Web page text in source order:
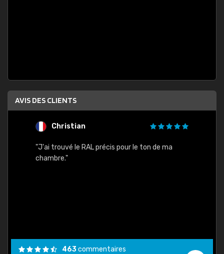
AVIS DES CLIENTS
Christian
"J'ai trouvé le RAL précis pour le ton de ma
chambre."
463commentaires